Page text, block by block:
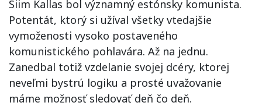
Siim Kallas bol významný estónsky komunista.
Potentát, ktorý si užíval všetky vtedajšie
vymoženosti vysoko postaveného
komunistického pohlavára. Až na jednu.
Zanedbal totiž vzdelanie svojej dcéry, ktorej
neveľmi bystrú logiku a prosté uvažovanie
máme možnosť sledovať deň čo deň.